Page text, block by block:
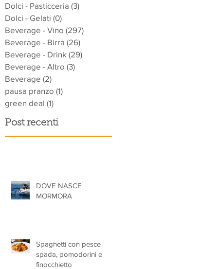
Dolci - Pasticceria (3)
Dolci - Gelati (0)
Beverage - Vino (297)
Beverage - Birra (26)
Beverage - Drink (29)
Beverage - Altro (3)
Beverage (2)
pausa pranzo (1)
green deal (1)
Post recenti
DOVE NASCE
MORMORA
Spaghetti con pesce
spada, pomodorini e
finocchietto